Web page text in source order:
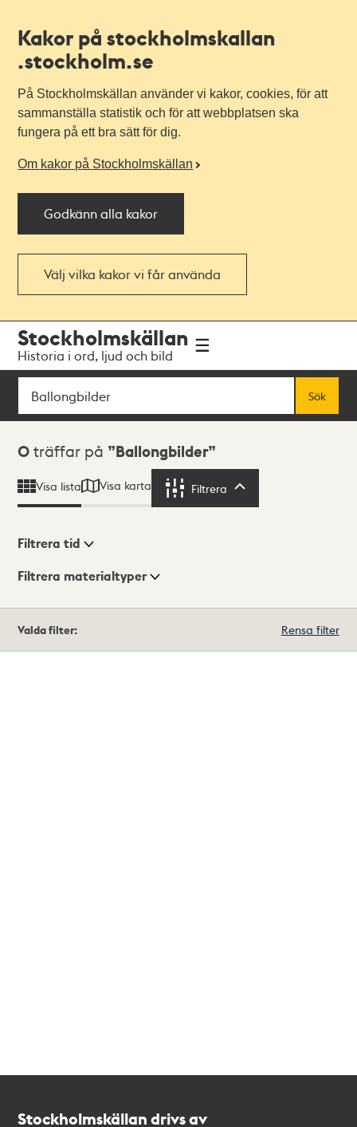
Kakor på stockholmskallan
.stockholm.se
På Stockholmskällan använder vi kakor, cookies, för att
sammanställa statistik och för att webbplatsen ska
fungera på ett bra sätt för dig.
Om kakor på Stockholmskällan
Godkänn alla kakor
Välj vilka kakor vi får använda
navigationen
huvudinnehållet
Stockholmskällan
Historia i ord, ljud och bild
Sök
Sök
Sökresultat
0 träffar på Ballongbilder
Visa lista Visa karta Filtrera
Visningsläge
Filtrera tid
Filtrera materialtyper
träffar
Valda filter: Rensa filter
Stockholmskällan drivs av